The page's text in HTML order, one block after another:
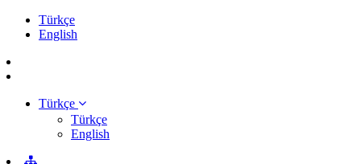
Türkçe
English
Türkçe
Türkçe
English